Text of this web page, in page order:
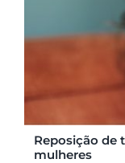
Reposição de
mulheres